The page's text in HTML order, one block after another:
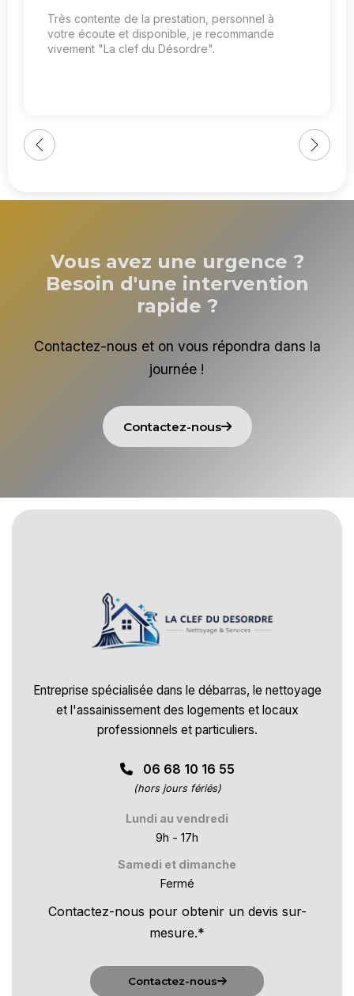
Très contente de la prestation, personnel à
votre écoute et disponible, je recommande
vivement "La clef du Désordre".
Vous avez une urgence ?
Besoin d'une intervention
rapide ?
Contactez-nous et on vous répondra dans la
journée !
Contactez-nous
Entreprise spécialisée dans le débarras, le nettoyage
et l'assainissement des logements et locaux
professionnels et particuliers.
06 68 10 16 55
(hors jours fériés)
Lundi au vendredi
9h - 17h
Samedi et dimanche
Fermé
Contactez-nous pour obtenir un devis sur-
mesure.*
Contactez-nous